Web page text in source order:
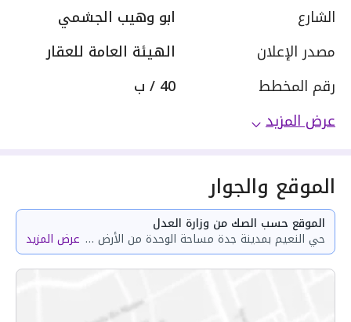
الشارع
ابو وهيب الجشمي
مصدر الإعلان
الهيئة العامة للعقار
رقم المخطط
40 / ب
عرض المزيد
الموقع والجوار
الموقع حسب الصك من وزارة العدل
حي النعيم بمدينة جدة مساحة الوحدة من الأرض 28.22 متر وتختص من المنافع والأجزاء المشتركة بمساحة 60.79 متر عرض المزيد